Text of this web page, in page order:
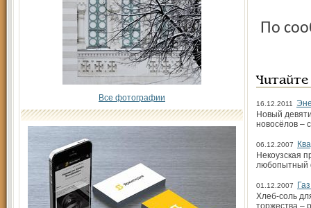
Все фотографии
По
16.12.2011
Новый
новосёлов –
06.12.2007
Некоузская
любопытный
01.12.2007
Хлеб-соль
торжества –